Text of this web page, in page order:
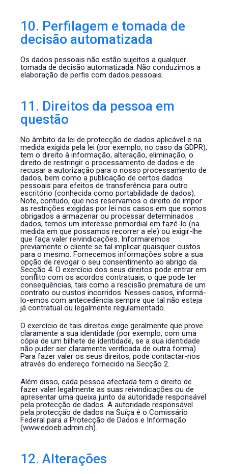
10. Perfilagem e tomada de
decisão automatizada
Os dados pessoais não estão sujeitos a qualquer
tomada de decisão automatizada. Não conduzimos a
elaboração de perfis com dados pessoais.
11. Direitos da pessoa em
questão
No âmbito da lei de protecção de dados aplicável e na
medida exigida pela lei (por exemplo, no caso da GDPR),
tem o direito à informação, alteração, eliminação, o
direito de restringir o processamento de dados e de
recusar a autorização para o nosso processamento de
dados, bem como a publicação de certos dados
pessoais para efeitos de transferência para outro
escritório (conhecida como portabilidade de dados).
Note, contudo, que nos reservamos o direito de impor
as restrições exigidas por lei nos casos em que somos
obrigados a armazenar ou processar determinados
dados, temos um interesse primordial em fazê-lo (na
medida em que possamos recorrer a ele) ou exigir-lhe
que faça valer reivindicações. Informaremos
previamente o cliente se tal implicar quaisquer custos
para o mesmo. Fornecemos informações sobre a sua
opção de revogar o seu consentimento ao abrigo da
Secção 4. O exercício dos seus direitos pode entrar em
conflito com os acordos contratuais, o que pode ter
consequências, tais como a rescisão prematura de um
contrato ou custos incorridos. Nesses casos, informá-
lo-emos com antecedência sempre que tal não esteja
já contratual ou legalmente regulamentado.
O exercício de tais direitos exige geralmente que prove
claramente a sua identidade (por exemplo, com uma
cópia de um bilhete de identidade, se a sua identidade
não puder ser claramente verificada de outra forma).
Para fazer valer os seus direitos, pode contactar-nos
através do endereço fornecido na Secção 2.
Além disso, cada pessoa afectada tem o direito de
fazer valer legalmente as suas reivindicações ou de
apresentar uma queixa junto da autoridade responsável
pela protecção de dados. A autoridade responsável
pela protecção de dados na Suíça é o Comissário
Federal para a Protecção de Dados e Informação
(www.edoeb.admin.ch).
12. Alterações